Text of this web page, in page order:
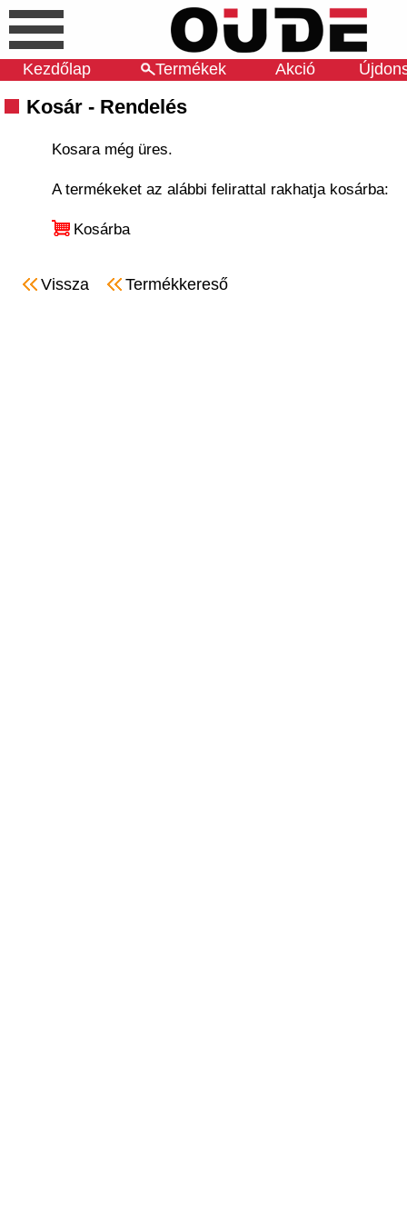
Kezdőlap Termékek Akció
Kosár - Rendelés
Kosara még üres.
A termékeket az alábbi felirattal rakhatja kosárba:
Kosárba
Vissza Termékkereső